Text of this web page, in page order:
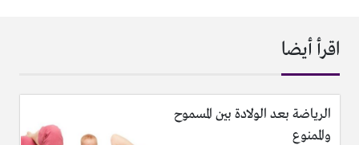
اقرأ أيضا
الرياضة بعد الولادة بين المسموح
والممنوع